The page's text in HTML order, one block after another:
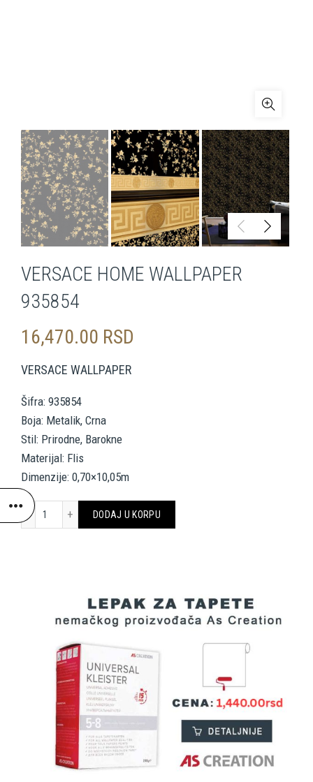
VERSACE HOME WALLPAPER
935854
16,470.00 RSD
VERSACE WALLPAPER
Šifra: 935854
Boja: Metalik, Crna
Stil: Prirodne, Barokne
Materijal: Flis
Dimenzije: 0,70×10,05m
DODAJ U KORPU